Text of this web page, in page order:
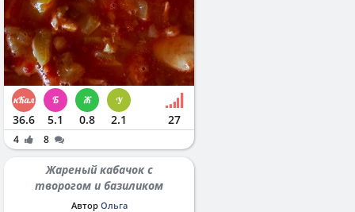
36.6 5.1 0.8 2.1 27
4 8
Жареный кабачок с
творогом и базиликом
Автор Ольга